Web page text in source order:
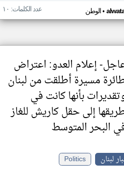
الوطن• عدد الكلمات: ١٠
إعلام العدو: اعتراض
مسيرة أطلقت من لبنان
بأنها كانت في
إلى حقل كاريش للغاز
البحر المتوسط
لبنان
Politics